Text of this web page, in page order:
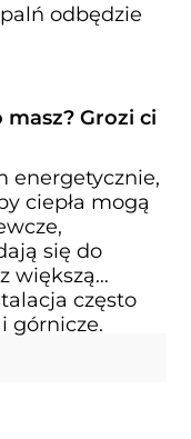
odbędzie
Grozi ci
energetycznie,
ciepła mogą
się do
większą
często
górnicze.